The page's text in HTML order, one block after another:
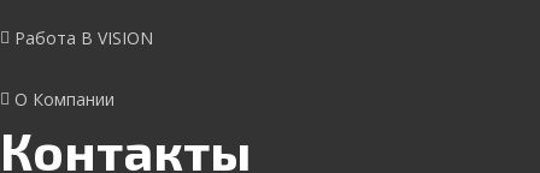
Работа В VISION
О Компании
Контакты